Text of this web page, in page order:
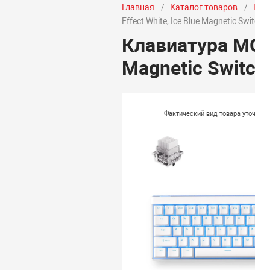
Главная Каталог товаров
Effect White, Ice Blue Magnetic
Клавиатура
Magnetic
Фактический вид товара